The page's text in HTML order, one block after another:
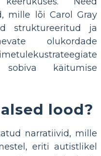
mille lõi Carol Gray
struktureeritud ja
olukordade
käitumise
lood?
narratiivid, mille
eriti autistlikel